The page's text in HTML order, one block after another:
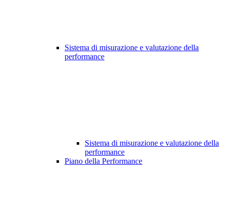
Sistema di misurazione e valutazione della
performance
Sistema di misurazione e valutazione della
performance
Piano della Performance